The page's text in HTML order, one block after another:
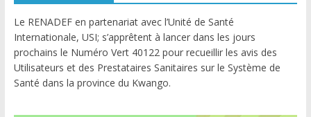
Le RENADEF en partenariat avec l’Unité de Santé
Internationale, USI; s’apprêtent à lancer dans les jours
prochains le Numéro Vert 40122 pour recueillir les avis des
Utilisateurs et des Prestataires Sanitaires sur le Système de
Santé dans la province du Kwango.